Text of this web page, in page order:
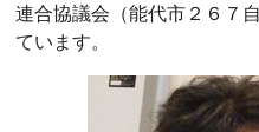
連合協議会（能代市２６７
ています。